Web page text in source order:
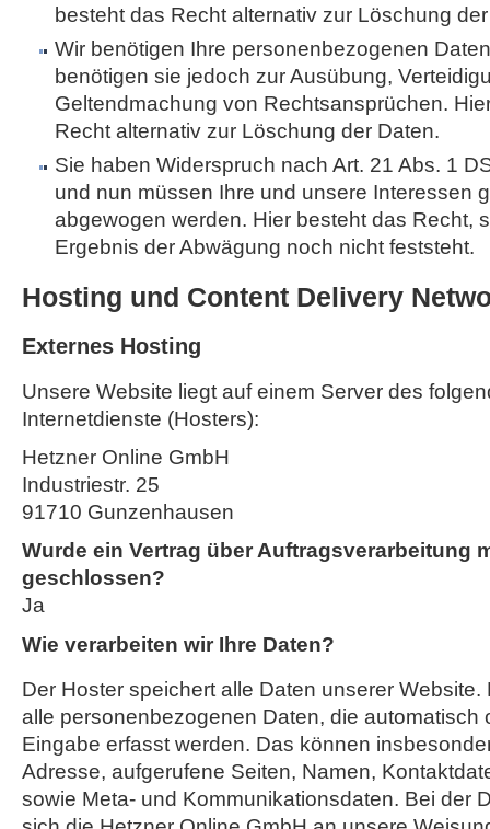
besteht das Recht alternativ zur Löschung
Wir benötigen Ihre personenbezogenen
benötigen sie jedoch zur Ausübung,
Geltendmachung von Rechtsansprüchen.
Recht alternativ zur Löschung der Daten.
Sie haben Widerspruch nach Art. 21 Abs. 1
und nun müssen Ihre und unsere Interessen
abgewogen werden. Hier besteht das Recht,
Ergebnis der Abwägung noch nicht feststeht.
Hosting und Content Delivery
Externes Hosting
Unsere Website liegt auf einem Server des
Internetdienste (Hosters):
Hetzner Online GmbH
Industriestr. 25
91710 Gunzenhausen
Wurde ein Vertrag über Auftragsverarbeitung
geschlossen?
Ja
Wie verarbeiten wir Ihre Daten?
Der Hoster speichert alle Daten unserer
alle personenbezogenen Daten, die automatisch
Eingabe erfasst werden. Das können
Adresse, aufgerufene Seiten, Namen,
sowie Meta- und Kommunikationsdaten. Bei der